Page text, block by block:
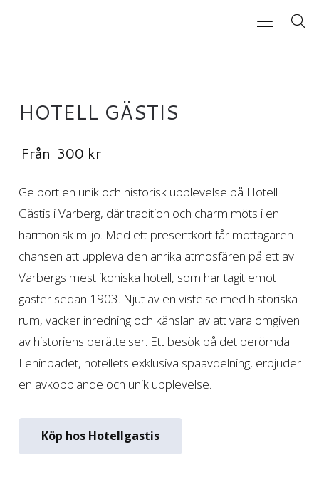
HOTELL GÄSTIS
Från 300 kr
Ge bort en unik och historisk upplevelse på Hotell
Gästis i Varberg, där tradition och charm möts i en
harmonisk miljö. Med ett presentkort får mottagaren
chansen att uppleva den anrika atmosfären på ett av
Varbergs mest ikoniska hotell, som har tagit emot
gäster sedan 1903. Njut av en vistelse med historiska
rum, vacker inredning och känslan av att vara omgiven
av historiens berättelser. Ett besök på det berömda
Leninbadet, hotellets exklusiva spaavdelning, erbjuder
en avkopplande och unik upplevelse.
Köp hos Hotellgastis